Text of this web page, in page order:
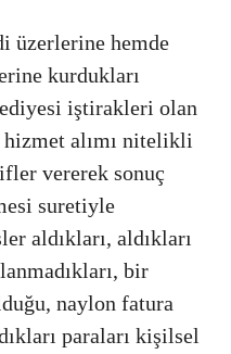
üzerlerine hemde
kurdukları
iştirakleri olan
alımı nitelikli
vererek sonuç
suretiyle
aldıkları, aldıkları
bir
naylon fatura
paraları kişilsel